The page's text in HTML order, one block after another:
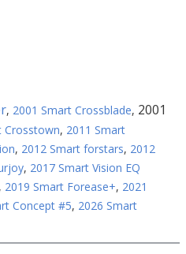
, 2001 Smart Crossblade, 2001
Crosstown, 2011 Smart
, 2012 Smart forstars, 2012
, 2017 Smart Vision EQ
, 2019 Smart Forease+, 2021
Concept #5, 2026 Smart